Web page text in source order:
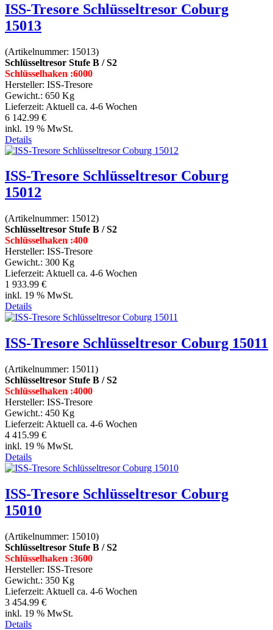
ISS-Tresore Schlüsseltresor Coburg
15013
(Artikelnummer: 15013)
Schlüsseltresor Stufe B / S2
Schlüsselhaken :6000
Hersteller: ISS-Tresore
Gewicht.: 650 Kg
Lieferzeit: Aktuell ca. 4-6 Wochen
6 142.99 €
inkl. 19 % MwSt.
Details
ISS-Tresore Schlüsseltresor Coburg
15012
(Artikelnummer: 15012)
Schlüsseltresor Stufe B / S2
Schlüsselhaken :400
Hersteller: ISS-Tresore
Gewicht.: 300 Kg
Lieferzeit: Aktuell ca. 4-6 Wochen
1 933.99 €
inkl. 19 % MwSt.
Details
ISS-Tresore Schlüsseltresor Coburg 15011
(Artikelnummer: 15011)
Schlüsseltresor Stufe B / S2
Schlüsselhaken :4000
Hersteller: ISS-Tresore
Gewicht.: 450 Kg
Lieferzeit: Aktuell ca. 4-6 Wochen
4 415.99 €
inkl. 19 % MwSt.
Details
ISS-Tresore Schlüsseltresor Coburg
15010
(Artikelnummer: 15010)
Schlüsseltresor Stufe B / S2
Schlüsselhaken :3600
Hersteller: ISS-Tresore
Gewicht.: 350 Kg
Lieferzeit: Aktuell ca. 4-6 Wochen
3 454.99 €
inkl. 19 % MwSt.
Details